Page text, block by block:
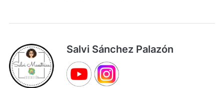
Salvi Sánchez Palazón